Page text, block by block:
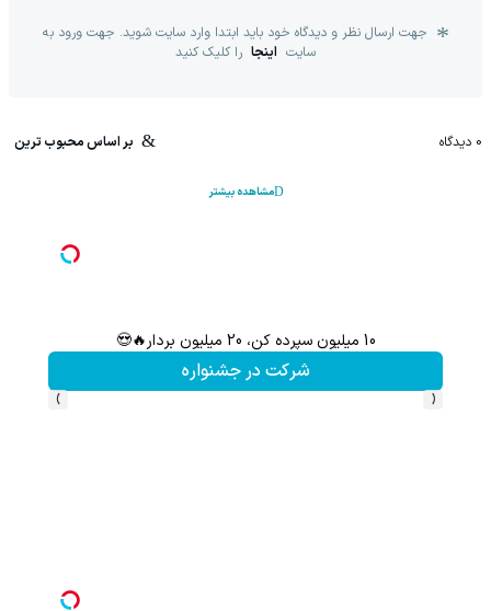
جهت ارسال نظر و دیدگاه خود باید ابتدا وارد سایت شوید. جهت ورود به
سایت اینجا را کلیک کنید
0 دیدگاه بر اساس محبوب ترین
مشاهده بیشتر
10 میلیون سپرده کن، 20 میلیون بردار🔥😍
شرکت در جشنواره
‹
›